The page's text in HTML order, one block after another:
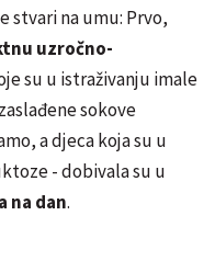
stvari na umu: Prvo,
uzročno-
su u istraživanju imale
sokove
a djeca koja su u
- dobivala su u
na dan.